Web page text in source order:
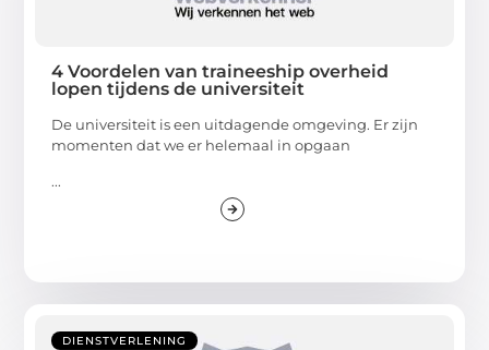
4 Voordelen van traineeship overheid
lopen tijdens de universiteit
De universiteit is een uitdagende omgeving. Er zijn
momenten dat we er helemaal in opgaan
...
DIENSTVERLENING